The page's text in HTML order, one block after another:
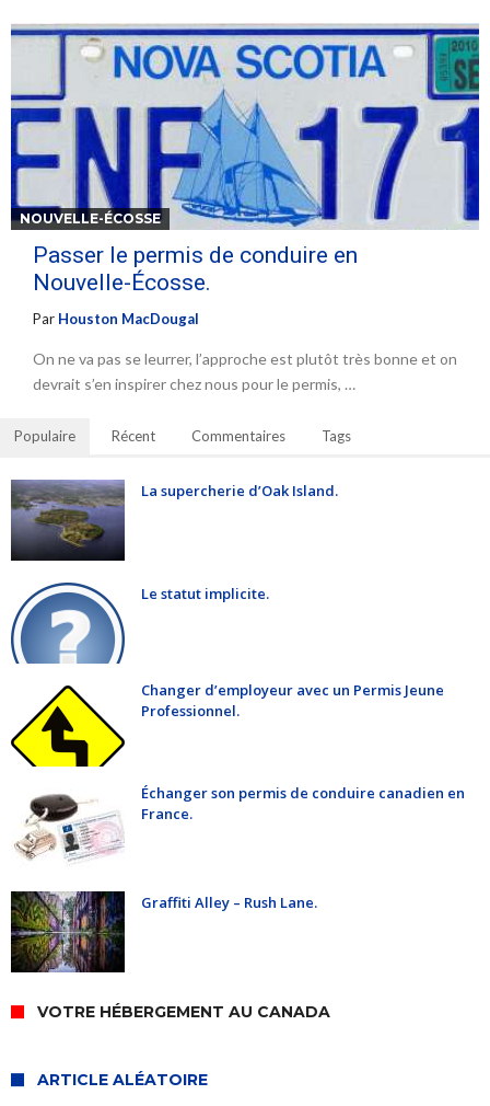
NOUVELLE-ÉCOSSE
Passer le permis de conduire en
Nouvelle-Écosse.
Par Houston MacDougal
On ne va pas se leurrer, l’approche est plutôt très bonne et on
devrait s’en inspirer chez nous pour le permis, …
Populaire Récent Commentaires Tags
La supercherie d’Oak Island.
Le statut implicite.
Changer d’employeur avec un Permis Jeune
Professionnel.
Échanger son permis de conduire canadien en
France.
Graffiti Alley – Rush Lane.
VOTRE HÉBERGEMENT AU CANADA
ARTICLE ALÉATOIRE